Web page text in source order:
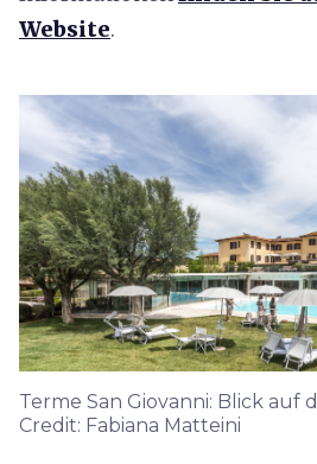
Website.
Terme San Giovanni: Blick auf
Credit: Fabiana Matteini